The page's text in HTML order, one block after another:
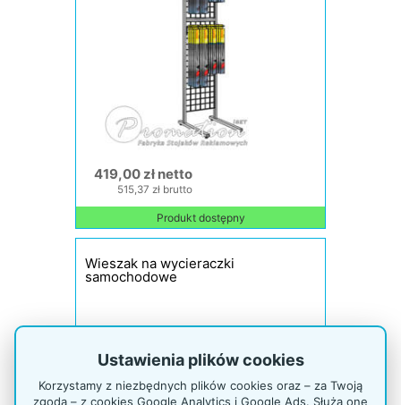
419,00 zł netto
515,37 zł brutto
Produkt dostępny
Wieszak na wycieraczki
samochodowe
Ustawienia plików cookies
Korzystamy z niezbędnych plików cookies oraz – za Twoją
zgodą – z cookies Google Analytics i Google Ads. Służą one